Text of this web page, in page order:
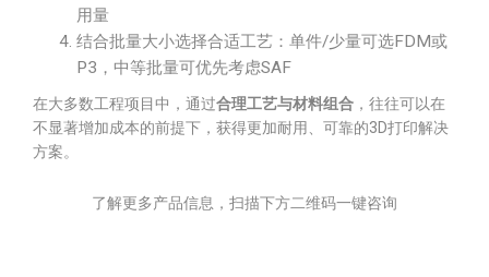
用量
结合批量大小选择合适工艺：单件/少量可选FDM或
P3，中等批量可优先考虑SAF
在大多数工程项目中，通过合理工艺与材料组合 ，往往可以在
不显著增加成本的前提下，获得更加耐用、可靠的3D打印解决
方案。
了解更多产品信息，扫描下方二维码一键咨询